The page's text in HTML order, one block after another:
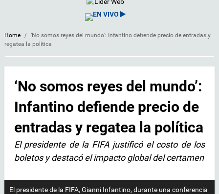
EN VIVO
Home / ‘No somos reyes del mundo’: Infantino defiende precio de entradas y
regatea la política
‘No somos reyes del mundo’:
Infantino defiende precio de
entradas y regatea la política
El presidente de la FIFA justificó el costo de los
boletos y destacó el impacto global del certamen
El presidente de la FIFA, Gianni Infantino, durante una conferencia